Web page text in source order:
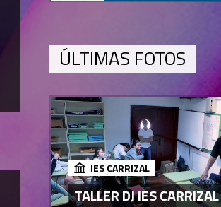
ÚLTIMAS FOTOS
IES CARRIZAL
TALLER DJ IES CARRIZAL